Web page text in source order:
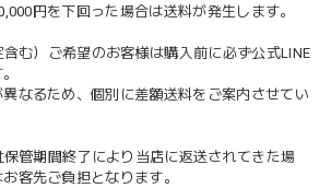
円を下回った場合は送料が発生します。
む）ご希望のお客様は購入前に必ず公式LINE
なるため、個別に差額送料をご案内させてい
管期間終了により当店に返送されてきた場
客先ご負担となります。